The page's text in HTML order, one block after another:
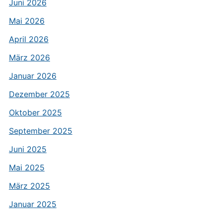
Juni 2026
Mai 2026
April 2026
März 2026
Januar 2026
Dezember 2025
Oktober 2025
September 2025
Juni 2025
Mai 2025
März 2025
Januar 2025